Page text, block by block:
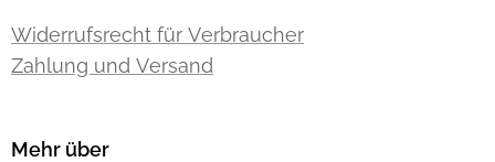
Widerrufsrecht für Verbraucher
Zahlung und Versand
Mehr über